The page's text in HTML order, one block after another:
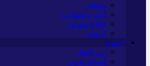
مذهبی
ایثار و شهادت
دفاع مقدس
اربعین
*جهان
بین الملل
آسیای غربی